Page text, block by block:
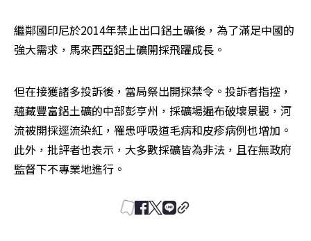
繼鄰國印尼於2014年禁止出口鋁土礦後，為了滿足中國的
強大需求，馬來西亞鋁土礦開採飛躍成長。
但在接獲諸多投訴後，當局祭出開採禁令。投訴者指控，
蘊藏豐富鋁土礦的中部彭亨州，採礦場遍布破壞景觀，河
流被開採逕流染紅，罹患呼吸道毛病和皮疹病例也增加。
此外，批評者也表示，大多數採礦皆為非法，且在無政府
監督下不專業地進行。